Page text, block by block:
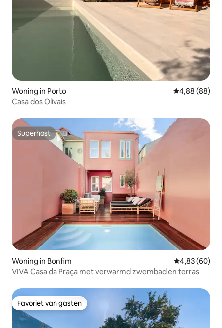
Woning in Porto Gemiddelde
4,88 (88)
Casa dos Olivais
Superhost
Superhost
Woning in Bonfim Gemiddelde
4,83 (60)
VIVA Casa da Praça met verwarmd zwembad en terras
Favoriet van gasten
Favoriet van gasten